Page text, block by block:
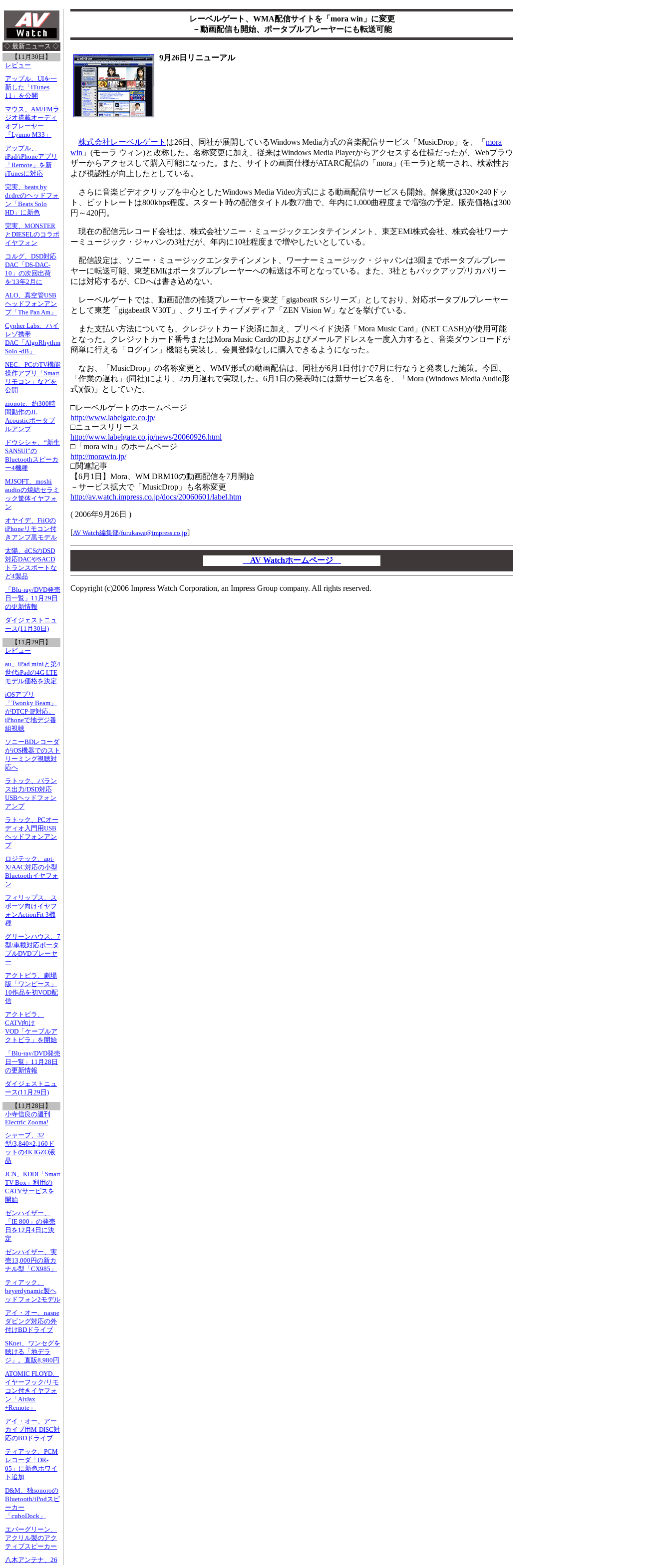
◇ 最新ニュース ◇
【11月30日】
レビュー
アップル、UIを一
新した「iTunes
11」を公開
マウス、AM/FMラ
ジオ搭載オーディ
オプレーヤー
「Lyumo M33」
アップル、
iPad/iPhoneアプリ
「Remote」を新
iTunesに対応
完実、beats by
dr.dreのヘッドフォ
ン「Beats Solo
HD」に新色
完実、MONSTER
とDIESELのコラボ
イヤフォン
コルグ、DSD対応
DAC「DS-DAC-
10」の次回出荷
を'13年2月に
ALO、真空管USB
ヘッドフォンアン
プ「The Pan Am」
Cypher Labs、ハイ
レゾ携帯
DAC「AlgoRhythm
Solo -dB」
NEC、PCのTV機能
操作アプリ「Smart
リモコン」などを
公開
zionote、約300時
間動作のJL
Acousticポータブ
ルアンプ
ドウシシャ、“新生
SANSUI”の
Bluetoothスピーカ
ー4機種
MJSOFT、moshi
audioの焼結セラミ
ック筐体イヤフォ
ン
オヤイデ、FiiOの
iPhoneリモコン付
きアンプ黒モデル
太陽、dCSのDSD
対応DACやSACD
トランスポートな
ど4製品
「Blu-ray/DVD発売
日一覧」11月29日
の更新情報
ダイジェストニュ
ース(11月30日)
【11月29日】
レビュー
au、iPad miniと第4
世代iPadの4G LTE
モデル価格を決定
iOSアプリ
「Twonky Beam」
がDTCP-IP対応。
iPhoneで地デジ番
組視聴
ソニーBDレコーダ
がiOS機器でのスト
リーミング視聴対
応へ
ラトック、バラン
ス出力/DSD対応
USBヘッドフォン
アンプ
ラトック、PCオー
ディオ入門用USB
ヘッドフォンアン
プ
ロジテック、apt-
X/AAC対応の小型
Bluetoothイヤフォ
ン
フィリップス、ス
ポーツ向けイヤフ
ォンActionFit 3機
種
グリーンハウス、7
型/車載対応ポータ
ブルDVDプレーヤ
ー
アクトビラ、劇場
版「ワンピース」
10作品を初VOD配
信
アクトビラ、
CATV向け
VOD「ケーブルア
クトビラ」を開始
「Blu-ray/DVD発売
日一覧」11月28日
の更新情報
ダイジェストニュ
ース(11月29日)
【11月28日】
小寺信良の週刊
Electric Zooma!
シャープ、32
型/3,840×2,160ド
ットの4K IGZO液
晶
JCN、KDDI「Smart
TV Box」利用の
CATVサービスを
開始
ゼンハイザー、
「IE 800」の発売
日を12月4日に決
定
ゼンハイザー、実
売13,000円の新カ
ナル型「CX985」
ティアック、
beyerdynamic製ヘ
ッドフォン2モデル
アイ・オー、nasne
ダビング対応の外
付けBDドライブ
SKnet、ワンセグを
聴ける「地デラ
ジ」。直販8,980円
ATOMIC FLOYD、
イヤーフック/リモ
コン付きイヤフォ
ン「AirJax
+Remote」
アイ・オー、アー
カイブ用M-DISC対
応のBDドライブ
ティアック、PCM
レコーダ「DR-
05」に新色ホワイ
ト追加
D&M、独sonoroの
Bluetooth/iPodスピ
ーカー
「cuboDock」
エバーグリーン、
アクリル製のアク
ティブスピーカー
八木アンテナ、26
レーベルゲート、WMA配信サイトを「mora win」に変更
－動画配信も開始、ポータブルプレーヤーにも転送可能
9月26日リニューアル
株式会社レーベルゲート は26日、同社が展開しているWindows Media方式の音楽配信サービス「MusicDrop」を、「 mora
win 」(モーラ ウィン)と改称した。名称変更に加え、従来はWindows Media Playerからアクセスする仕様だったが、Webブラウ
ザーからアクセスして購入可能になった。また、サイトの画面仕様がATARC配信の「mora」(モーラ)と統一され、検索性お
よび視認性が向上したとしている。
さらに音楽ビデオクリップを中心としたWindows Media Video方式による動画配信サービスも開始。解像度は320×240ドッ
ト、ビットレートは800kbps程度。スタート時の配信タイトル数77曲で、年内に1,000曲程度まで増強の予定。販売価格は300
円～420円。
現在の配信元レコード会社は、株式会社ソニー・ミュージックエンタテインメント、東芝EMI株式会社、株式会社ワーナ
ーミュージック・ジャパンの3社だが、年内に10社程度まで増やしたいとしている。
配信設定は、ソニー・ミュージックエンタテインメント、ワーナーミュージック・ジャパンは3回までポータブルプレー
ヤーに転送可能、東芝EMIはポータブルプレーヤーへの転送は不可となっている。また、3社ともバックアップ/リカバリー
には対応するが、CDへは書き込めない。
レーベルゲートでは、動画配信の推奨プレーヤーを東芝「gigabeatR Sシリーズ」としており、対応ポータブルプレーヤー
として東芝「gigabeatR V30T」、クリエイティブメディア「ZEN Vision W」などを挙げている。
また支払い方法についても、クレジットカード決済に加え、プリペイド決済「Mora Music Card」(NET CASH)が使用可能
となった。クレジットカード番号またはMora Music CardのIDおよびメールアドレスを一度入力すると、音楽ダウンロードが
簡単に行える「ログイン」機能も実装し、会員登録なしに購入できるようになった。
なお、「MusicDrop」の名称変更と、WMV形式の動画配信は、同社が6月1日付けで7月に行なうと発表した施策。今回、
「作業の遅れ」(同社)により、2カ月遅れで実現した。6月1日の発表時には新サービス名を、「Mora (Windows Media Audio形
式)(仮)」としていた。
□レーベルゲートのホームページ
http://www.labelgate.co.jp/
□ニュースリリース
http://www.labelgate.co.jp/news/20060926.html
□「mora win」のホームページ
http://morawin.jp/
□関連記事
【6月1日】Mora、WM DRM10の動画配信を7月開始
－サービス拡大で「MusicDrop」も名称変更
http://av.watch.impress.co.jp/docs/20060601/label.htm
( 2006年9月26日 )
[AV Watch編集部/furukawa@impress.co.jp]
AV Watchホームページ
Copyright (c)2006 Impress Watch Corporation, an Impress Group company. All rights reserved.